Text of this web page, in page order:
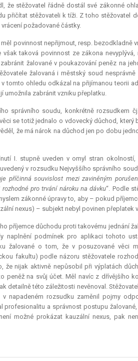
že stěžovatel řádně dostál své zákonné
přičítat stěžovateli k tíži. Z toho stěžovatel
požadované částky.
povinnost nepřijmout, resp. bezodkladně
taková povinnost ze zákona
žalované v poukazování peněz na
žalovaná i městský soud
tomto ohledu odkázal na přijímanou teorii
umožnila zabránit vzniku přeplatku.
správního soudu, konkrétně rozsudkem
se totiž jednalo o vdovecký důchod, který
že má nárok na důchod jen po dobu
I. stupně uveden v omyl stran
v rozsudku Nejvyššího správního
příčinná souvislost mezi zaviněným
pro trvání nároku na dávku“. Podle
zákonné úpravy to, aby – pokud
nexus) – subjekt nebyl povinen přeplatek
příjemce důchodu proti takovému jednání
naplnění podmínek pro aplikaci tohoto
žalované o tom, že v posuzované věci
fakultu) podle názoru stěžovatele
že nijak aktivně nepůsobil při výplatách
peněž na svůj účet. Měl navíc z dřívějšího
detailně této záležitosti nevěnoval.
napadeném rozsudku zaměnil pojmy
a správnost postupu
možné prokázat kauzální nexus, pak